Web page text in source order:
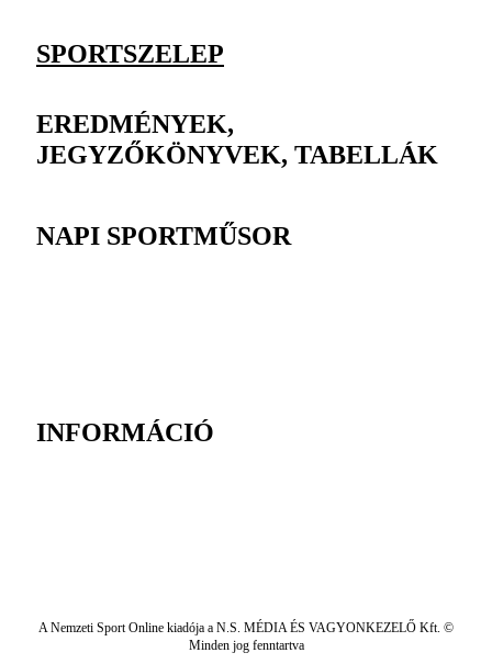
SPORTSZELEP
EREDMÉNYEK,
JEGYZŐKÖNYVEK, TABELLÁK
NAPI SPORTMŰSOR
INFORMÁCIÓ
A Nemzeti Sport Online kiadója a N.S. MÉDIA ÉS VAGYONKEZELŐ Kft. ©
Minden jog fenntartva